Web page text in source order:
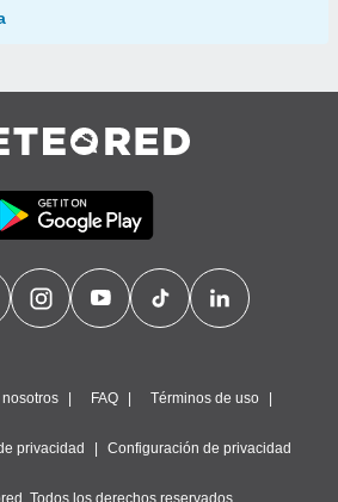
FAQ Términos de uso
privacidad Configuración de privacidad
Todos los derechos reservados